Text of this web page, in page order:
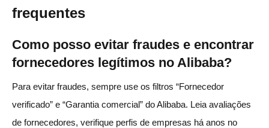
frequentes
Como posso evitar fraudes e encontrar
fornecedores legítimos no Alibaba?
Para evitar fraudes, sempre use os filtros “Fornecedor
verificado” e “Garantia comercial” do Alibaba. Leia avaliações
de fornecedores, verifique perfis de empresas há anos no